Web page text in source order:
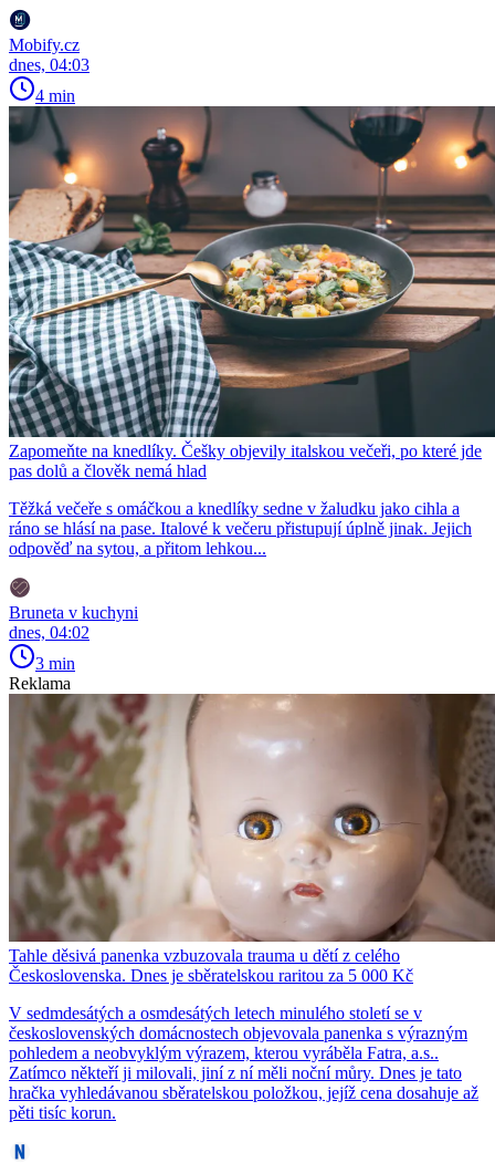
Mobify.cz
dnes, 04:03
4 min
Zapomeňte na knedlíky. Češky objevily italskou večeři, po které jde
pas dolů a člověk nemá hlad
Těžká večeře s omáčkou a knedlíky sedne v žaludku jako cihla a
ráno se hlásí na pase. Italové k večeru přistupují úplně jinak. Jejich
odpověď na sytou, a přitom lehkou...
Bruneta v kuchyni
dnes, 04:02
3 min
Reklama
Tahle děsivá panenka vzbuzovala trauma u dětí z celého
Československa. Dnes je sběratelskou raritou za 5 000 Kč
V sedmdesátých a osmdesátých letech minulého století se v
československých domácnostech objevovala panenka s výrazným
pohledem a neobvyklým výrazem, kterou vyráběla Fatra, a.s..
Zatímco někteří ji milovali, jiní z ní měli noční můry. Dnes je tato
hračka vyhledávanou sběratelskou položkou, jejíž cena dosahuje až
pěti tisíc korun.